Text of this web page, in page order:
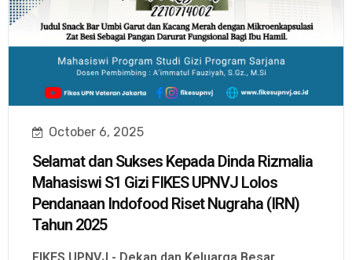
October 6, 2025
Selamat dan Sukses Kepada Dinda Rizmalia
Mahasiswi S1 Gizi FIKES UPNVJ Lolos
Pendanaan Indofood Riset Nugraha (IRN)
Tahun 2025